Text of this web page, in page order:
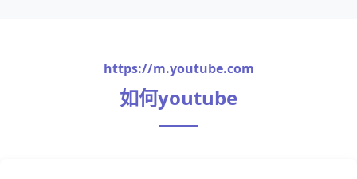
https://m.youtube.com
如何youtube